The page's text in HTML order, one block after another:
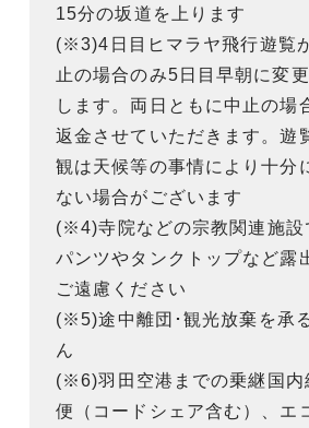
15分の坂道を上ります
(※3)4日目ヒマラヤ飛行遊覧
止の場合のみ5日目早朝に変
します。両日ともに中止の場
返金させていただきます。遊
観は天候等の事情により十分
ない場合がございます
(※4)寺院などの宗教関連施設
パンツやタンクトップなど露
ご遠慮ください
(※5)途中離団･観光放棄を承
ん
(※6)羽田空港までの乗継国内
便（コードシェア含む）、エ